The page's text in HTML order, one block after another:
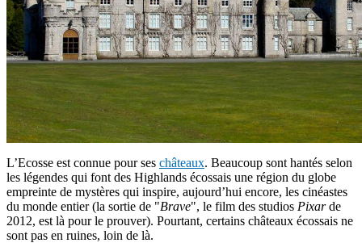
L’Ecosse est connue pour ses châteaux. Beaucoup sont hantés selon
les légendes qui font des Highlands écossais une région du globe
empreinte de mystères qui inspire, aujourd’hui encore, les cinéastes
du monde entier (la sortie de "Brave", le film des studios Pixarde
2012, est là pour le prouver). Pourtant, certains châteaux écossais ne
sont pas en ruines, loin de là.